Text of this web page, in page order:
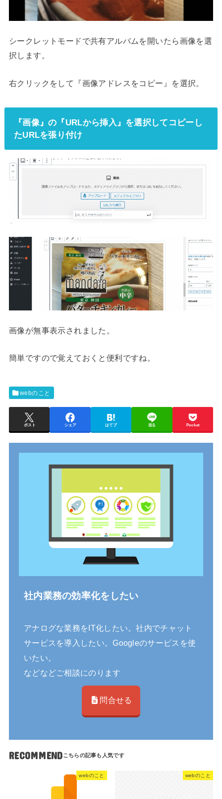
シークレットモードで共有アルバムを開いたら画像を選
択します。
右クリックをして『画像アドレスをコピー』を選択。
『画像』の『URLから挿入』を選択してコピーし
たURLを張り付け
画像が無事表示されました。
簡単ですので覚えておくと便利ですね。
webのこと
ポスト シェア はてブ 送る Pocket
社内業務の効率化をしたい
アナログな業務をIT化したい。社内でチャット
サービスを導入したい。Googleのサービスを使
いたい。
などなどご相談にのります
問合せる
RECOMMEND
webのこと webのこと